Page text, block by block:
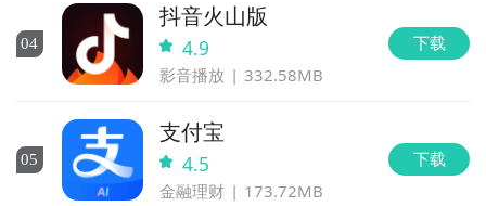
04
抖音火山版
4.9
影音播放 332.58MB
下载
05
支付宝
4.5
金融理财 173.72MB
下载